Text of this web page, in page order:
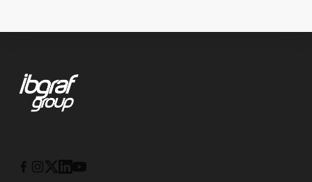
IBGraf Group
Instagram
X Linkedin
Youtube